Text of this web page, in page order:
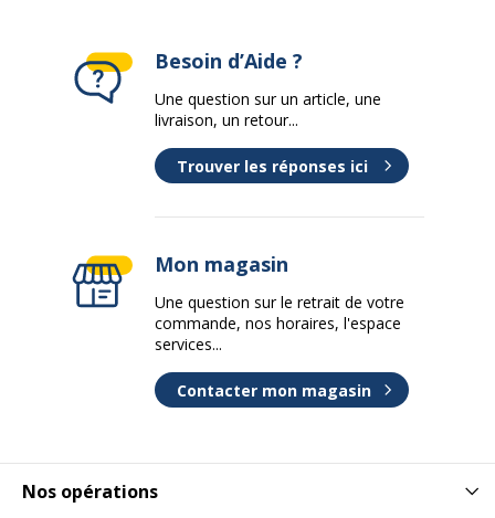
Nos opérations
Besoin d’Aide ?
Une question sur un article, une
livraison, un retour...
Trouver les réponses ici
Mon magasin
Une question sur le retrait de votre
commande, nos horaires, l'espace
services...
Contacter mon magasin